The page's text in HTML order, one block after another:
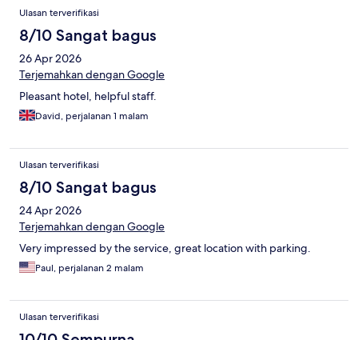
Ulasan terverifikasi
8/10 Sangat bagus
26 Apr 2026
Terjemahkan dengan Google
Pleasant hotel, helpful staff.
David, perjalanan 1 malam
Ulasan terverifikasi
8/10 Sangat bagus
24 Apr 2026
Terjemahkan dengan Google
Very impressed by the service, great location with parking.
Paul, perjalanan 2 malam
Ulasan terverifikasi